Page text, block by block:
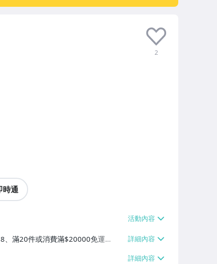
2
時通
、滿20件或消費滿$20000免運